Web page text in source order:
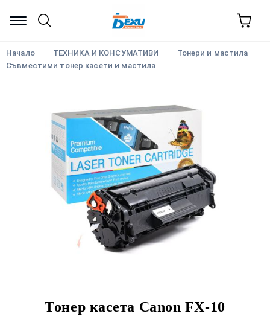
Начало ТЕХНИКА И КОНСУМАТИВИ
Тонери и мастила
Съвместими тонер касети и мастила
Тонер касета Canon FX-10